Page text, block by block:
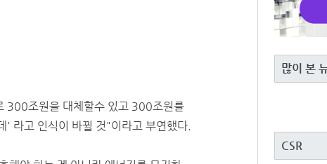
300조원을 대체할수 있고 300조원를
' 라고 인식이 바뀔 것"이라고 부연했다.
많이 본
CSR